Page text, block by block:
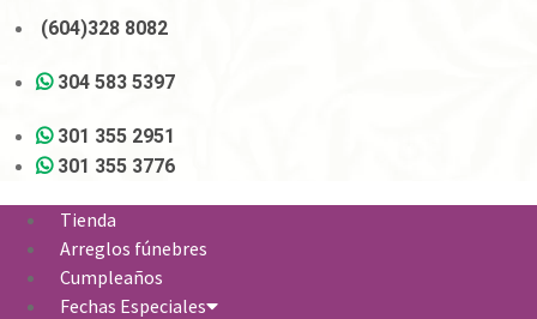
(604)328 8082
304 583 5397
301 355 2951
301 355 3776
Tienda
Arreglos fúnebres
Cumpleaños
Fechas Especiales